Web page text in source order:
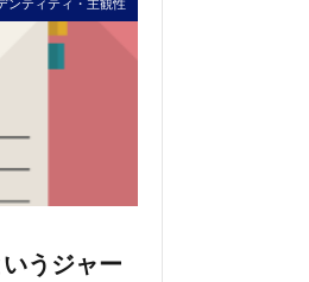
ンティティ・主観性
うジャー